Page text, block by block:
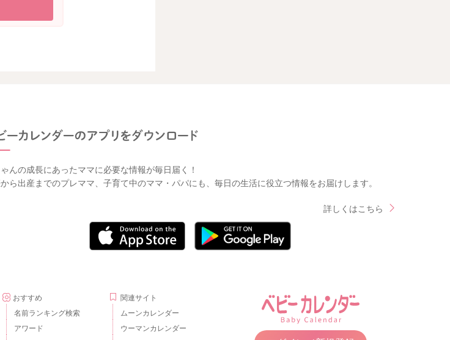
んの成長にあったママに必要な情報が毎日届く！
ら出産までのプレママ、子育て中のママ・パパにも、毎日の生活に役立つ情報をお届けします。
詳しくはこちら
おすすめ
名前ランキング検索
アワード
関連サイト
ムーンカレンダー
ウーマンカレンダー